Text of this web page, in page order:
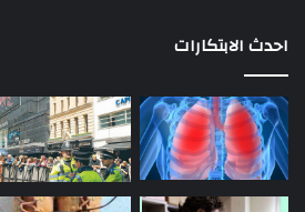
احدث الابتكارات